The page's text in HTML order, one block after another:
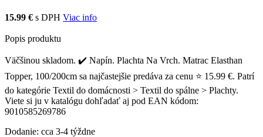
15.99 € s DPH Viac info
Popis produktu
Väčšinou skladom. ✔️ Napín. Plachta Na Vrch. Matrac Elasthan
Topper, 100/200cm sa najčastejšie predáva za cenu ⭐ 15.99 €. Patrí
do kategórie Textil do domácnosti > Textil do spálne > Plachty.
Viete si ju v katalógu dohľadať aj pod EAN kódom:
9010585269786
Dodanie: cca 3-4 týždne